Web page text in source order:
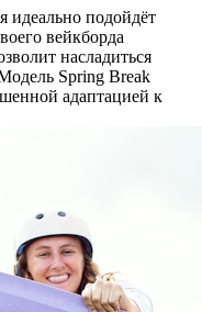
идеально подойдёт
вейкборда
насладиться
Spring Break
адаптацией к